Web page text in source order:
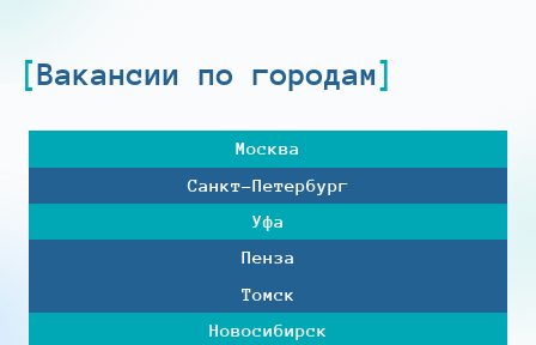
Вакансии по городам
Москва
Санкт-Петербург
Уфа
Пенза
Томск
Новосибирск